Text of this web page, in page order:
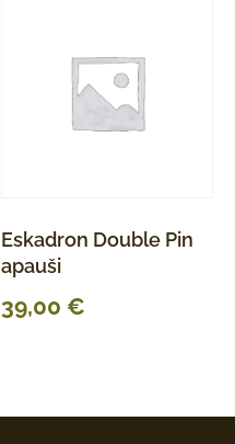
Eskadron Double Pin
apauši
39,00 €